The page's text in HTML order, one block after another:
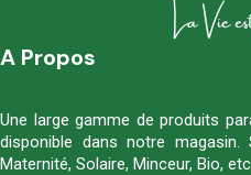
A Propos
Une large gamme de produits
disponible dans notre
Maternité, Solaire, Minceur, Bio,